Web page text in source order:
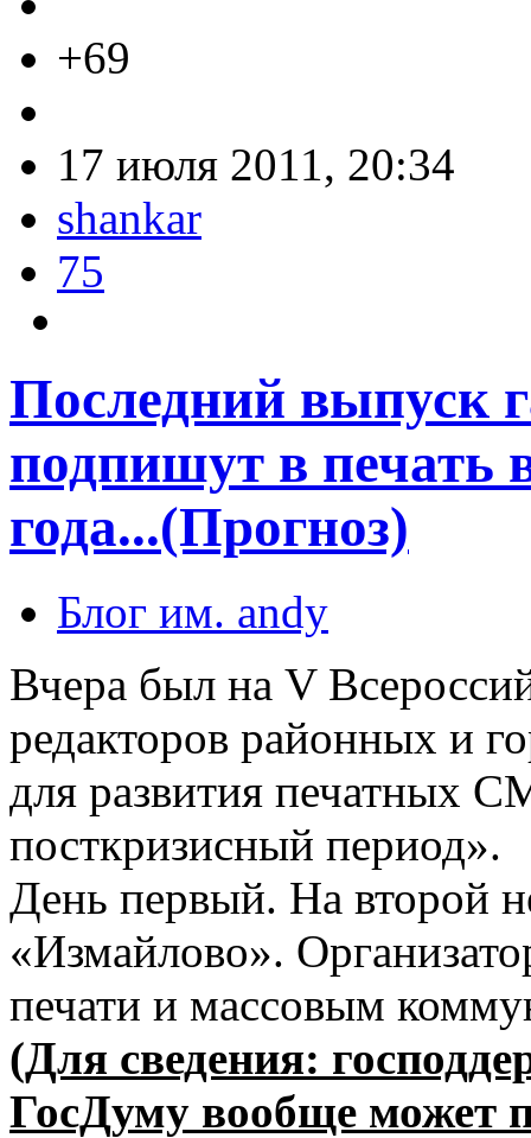
+69
17 июля 2011, 20:34
shankar
75
Последний выпуск
подпишут в печать
года...(Прогноз)
Блог им. andy
Вчера был на V
редакторов районных и
для развития печатных
посткризисный период».
День первый. На второй
«Измайлово».
печати и массовым
(Для сведения:
ГосДуму вообще может